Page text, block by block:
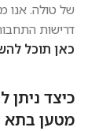
של טולה. אנו
דרישות
כאן תוכל
כיצד
מטען בתא